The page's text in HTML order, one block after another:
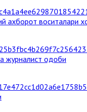
ахборот воситалари
журналист одоби